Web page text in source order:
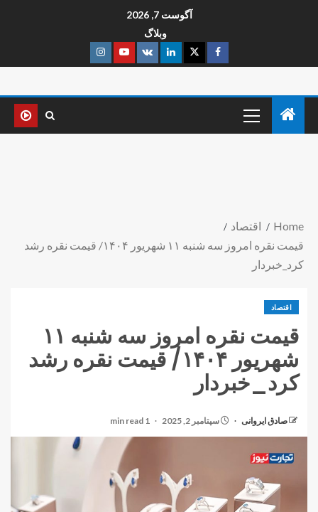
آگوست 7, 2026
وبلاگ
Home
اقتصاد
قیمت نقره امروز سه شنبه ۱۱ شهریور ۱۴۰۴/ قیمت نقره رشد
کرد_خبردار
اقتصاد
قیمت نقره امروز سه شنبه ۱۱
شهریور ۱۴۰۴/ قیمت نقره رشد
کرد_خبردار
صادق ایروانی سپتامبر 2, 2025 1 min read